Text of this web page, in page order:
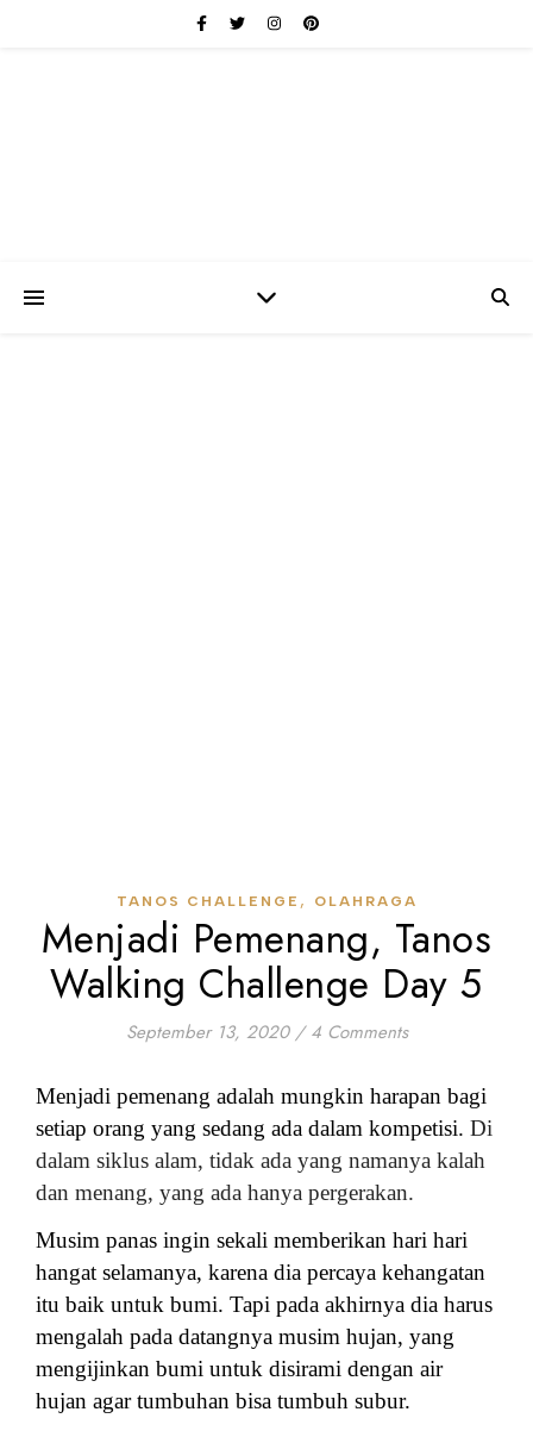
TANOS CHALLENGE , OLAHRAGA
Menjadi Pemenang, Tanos
Walking Challenge Day 5
September 13, 2020 / 4 Comments
Menjadi pemenang adalah mungkin harapan bagi
setiap orang yang sedang ada dalam kompetisi. Di
dalam siklus alam, tidak ada yang namanya kalah
dan menang, yang ada hanya pergerakan.
Musim panas ingin sekali memberikan hari hari
hangat selamanya, karena dia percaya kehangatan
itu baik untuk bumi. Tapi pada akhirnya dia harus
mengalah pada datangnya musim hujan, yang
mengijinkan bumi untuk disirami dengan air
hujan agar tumbuhan bisa tumbuh subur.